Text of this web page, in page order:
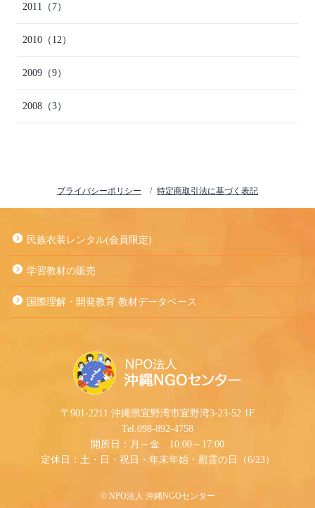
2011 （7）
2010 （12）
2009 （9）
2008 （3）
プライバシーポリシー 特定商取引法に基づく表記
民族衣装レンタル(会員限定)
学習教材の販売
国際理解・開発教育 教材データベース
〒901-2211 沖縄県宜野湾市宜野湾3-23-52 1F
Tel.098-892-4758
開所日：月～金 10:00～17:00
定休日：土・日・祝日・年末年始・慰霊の日（6/23）
©︎ NPO法人 沖縄NGOセンター